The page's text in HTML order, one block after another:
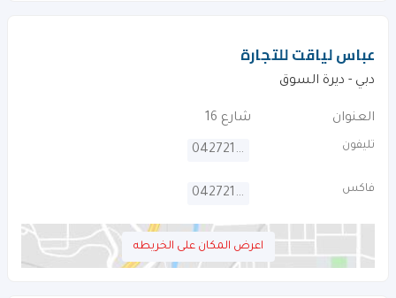
عباس لياقت للتجارة
دبي - ديرة السوق
العنوان شارع 16
تليفون 042721789
فاكس 042721780
اعرض المكان على الخريطه